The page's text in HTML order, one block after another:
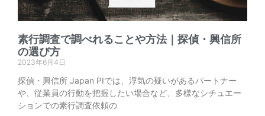
素行調査で調べれることや方法｜探偵・興信所
の選び方
2023年6月4日
探偵・興信所 Japan PIでは、浮気の疑いがあるパートナー
や、従業員の行動を把握したい場合など、多様なシチュエー
ションでの素行調査依頼の